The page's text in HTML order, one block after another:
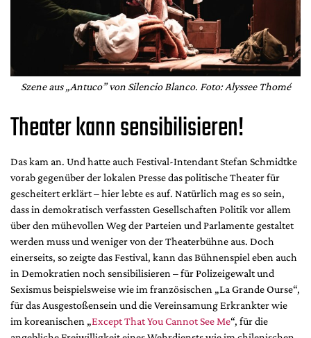
Szene aus „Antuco” von Silencio Blanco. Foto: Alyssee Thomé
Theater kann sensibilisieren!
Das kam an. Und hatte auch Festival-Intendant Stefan Schmidtke
vorab gegenüber der lokalen Presse das politische Theater für
gescheitert erklärt – hier lebte es auf. Natürlich mag es so sein,
dass in demokratisch verfassten Gesellschaften Politik vor allem
über den mühevollen Weg der Parteien und Parlamente gestaltet
werden muss und weniger von der Theaterbühne aus. Doch
einerseits, so zeigte das Festival, kann das Bühnenspiel eben auch
in Demokratien noch sensibilisieren – für Polizeigewalt und
Sexismus beispielsweise wie im französischen „La Grande Ourse“,
für das Ausgestoßensein und die Vereinsamung Erkrankter wie
im koreanischen „Except That You Cannot See Me“, für die